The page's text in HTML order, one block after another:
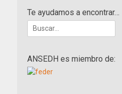
Te ayudamos a encontrar…
Buscar:
ANSEDH es miembro de: